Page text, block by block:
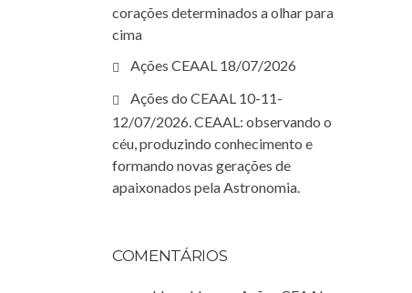
corações determinados a olhar para
cima
Ações CEAAL 18/07/2026
Ações do CEAAL 10-11-
12/07/2026. CEAAL: observando o
céu, produzindo conhecimento e
formando novas gerações de
apaixonados pela Astronomia.
COMENTÁRIOS